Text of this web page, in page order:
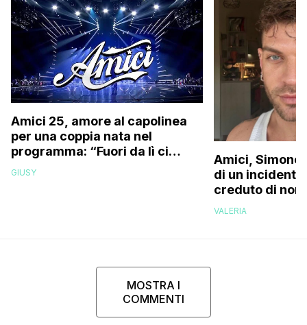
Amici 25, amore al capolinea
per una coppia nata nel
programma: “Fuori da lì ci
siamo resi conto che…”
GIUSY
Amici, Simone
di un incidente
creduto di
più la mia
VALERIA
MOSTRA I
COMMENTI